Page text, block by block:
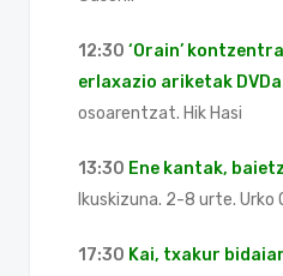
12:30 ‘Orain’
erlaxazio ariketak DVDa
osoarentzat. Hik Hasi
13:30 Ene kantak,
Ikuskizuna. 2-8 urte. Urko
17:30 Kai, txakur